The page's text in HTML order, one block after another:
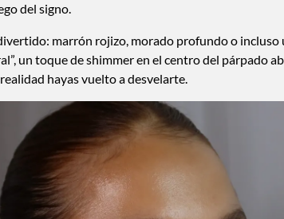
del signo.
marrón rojizo, morado profundo o incluso
un toque de shimmer en el centro del párpado
hayas vuelto a desvelarte.